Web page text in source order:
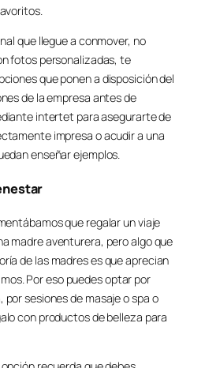
que llegue a conmover, no
fotos personalizadas, te
que ponen a disposición del
de la empresa antes de
intertet para asegurarte de
impresa o acudir a una
enseñar ejemplos.
que regalar un viaje
madre aventurera, pero algo que
de las madres es que aprecian
Por eso puedes optar por
sesiones de masaje o spa o
con productos de belleza para